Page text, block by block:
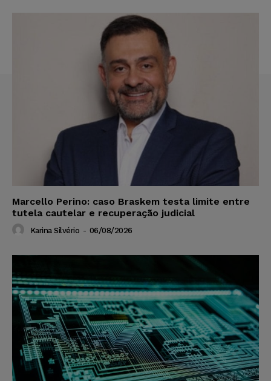
Marcello Perino: caso Braskem testa limite entre
tutela cautelar e recuperação judicial
Karina Silvério - 06/08/2026